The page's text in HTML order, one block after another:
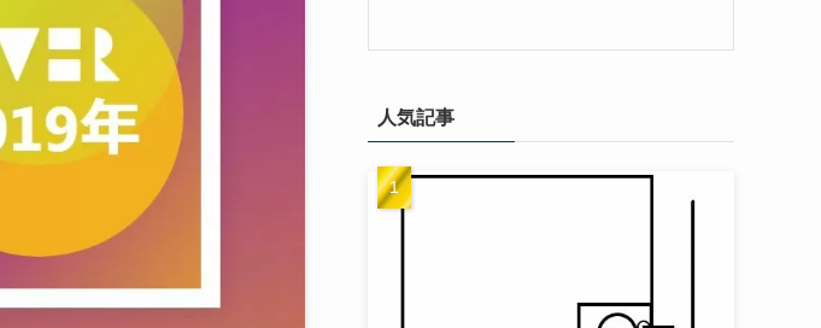
人気記事